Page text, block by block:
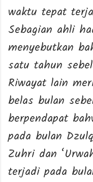
waktu tepat
Sebagian ahli
menyebutkan
satu tahun
Riwayat lain
belas bulan
berpendapat
pada bulan
Zuhri dan
terjadi pada